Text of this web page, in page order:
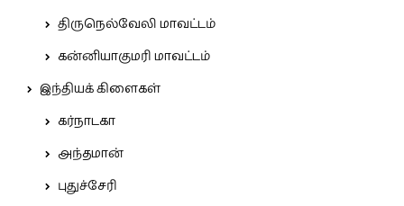
திருநெல்வேலி மாவட்டம்
கன்னியாகுமரி மாவட்டம்
இந்தியக் கிளைகள்
கர்நாடகா
அந்தமான்
புதுச்சேரி